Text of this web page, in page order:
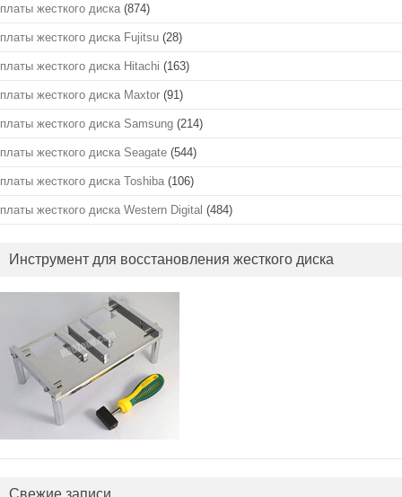
платы жесткого диска (874)
платы жесткого диска Fujitsu (28)
платы жесткого диска Hitachi (163)
платы жесткого диска Maxtor (91)
платы жесткого диска Samsung (214)
платы жесткого диска Seagate (544)
платы жесткого диска Toshiba (106)
платы жесткого диска Western Digital (484)
Инструмент для восстановления жесткого диска
Свежие записи